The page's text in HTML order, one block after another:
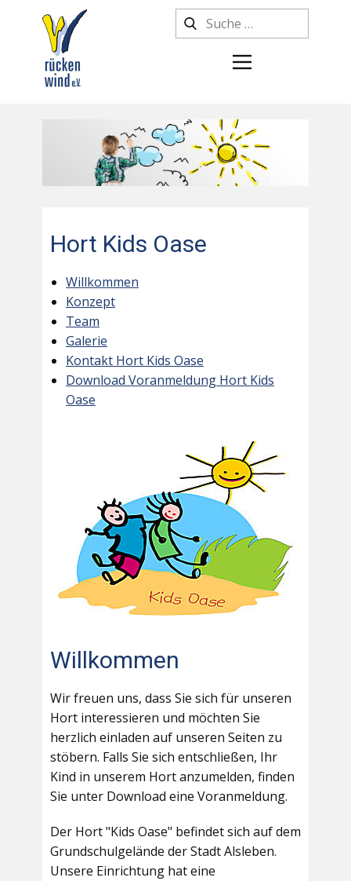
Hort Kids Oase
Willkommen
Konzept
Team
Galerie
Kontakt Hort Kids Oase
Download Voranmeldung Hort Kids
Oase
Willkommen
Wir freuen uns, dass Sie sich für unseren
Hort interessieren und möchten Sie
herzlich einladen auf unseren Seiten zu
stöbern. Falls Sie sich entschließen, Ihr
Kind in unserem Hort anzumelden, finden
Sie unter Download eine Voranmeldung.
Der Hort "Kids Oase" befindet sich auf dem
Grundschulgelände der Stadt Alsleben.
Unsere Einrichtung hat eine